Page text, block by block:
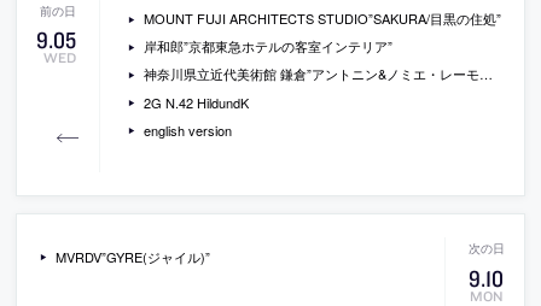
9.05
WED
MOUNT FUJI ARCHITECTS STUDIO”SAKURA/目黒の住処”
岸和郎”京都東急ホテルの客室インテリア”
神奈川県立近代美術館 鎌倉”アントニン&ノミエ・レーモンド”展
2G N.42 HildundK
english version
9.10
MON
MVRDV”GYRE(ジャイル)”